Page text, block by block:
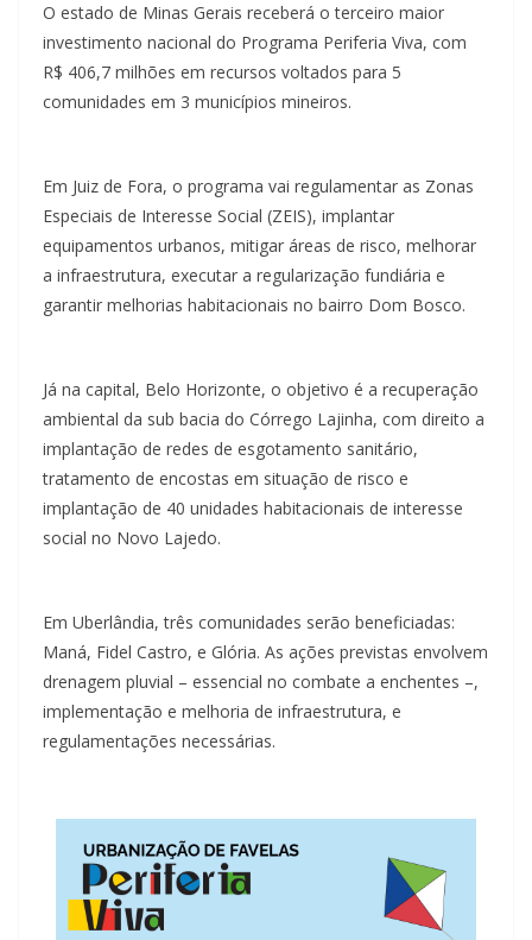
O estado de Minas Gerais receberá o terceiro maior
investimento nacional do Programa Periferia Viva, com
R$ 406,7 milhões em recursos voltados para 5
comunidades em 3 municípios mineiros.
Em Juiz de Fora, o programa vai regulamentar as Zonas
Especiais de Interesse Social (ZEIS), implantar
equipamentos urbanos, mitigar áreas de risco, melhorar
a infraestrutura, executar a regularização fundiária e
garantir melhorias habitacionais no bairro Dom Bosco.
Já na capital, Belo Horizonte, o objetivo é a recuperação
ambiental da sub bacia do Córrego Lajinha, com direito a
implantação de redes de esgotamento sanitário,
tratamento de encostas em situação de risco e
implantação de 40 unidades habitacionais de interesse
social no Novo Lajedo.
Em Uberlândia, três comunidades serão beneficiadas:
Maná, Fidel Castro, e Glória. As ações previstas envolvem
drenagem pluvial – essencial no combate a enchentes –,
implementação e melhoria de infraestrutura, e
regulamentações necessárias.